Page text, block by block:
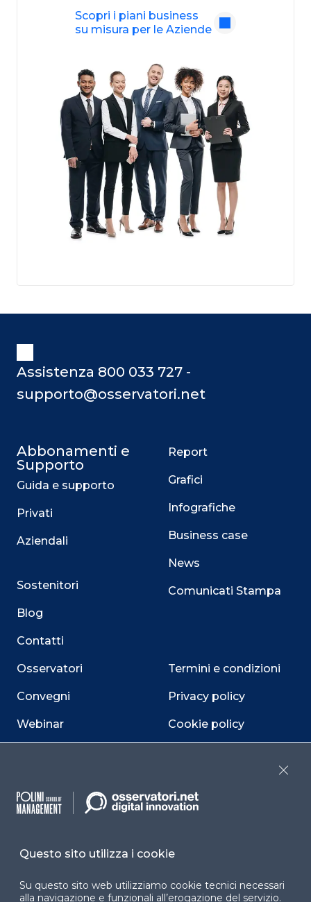
Scopri i piani business
su misura per le Aziende
Assistenza 800 033 727 -
supporto@osservatori.net
Abbonamenti e
Supporto
Guida e supporto
Privati
Aziendali
Sostenitori
Blog
Contatti
Osservatori
Convegni
Webinar
Report
Grafici
Infografiche
Business case
News
Comunicati Stampa
Termini e condizioni
Privacy policy
Cookie policy
accessibilità
Facebook LinkedIn
Questo sito utilizza i cookie
Su questo sito web utilizziamo cookie tecnici necessari
alla navigazione e funzionali all’erogazione del servizio.